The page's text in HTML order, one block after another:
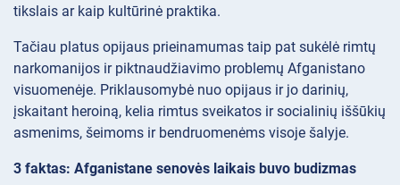
tikslais ar kaip kultūrinė praktika.
Tačiau platus opijaus prieinamumas taip pat sukėlė rimtų
narkomanijos ir piktnaudžiavimo problemų Afganistano
visuomenėje. Priklausomybė nuo opijaus ir jo darinių,
įskaitant heroiną, kelia rimtus sveikatos ir socialinių iššūkių
asmenims, šeimoms ir bendruomenėms visoje šalyje.
3 faktas: Afganistane senovės laikais buvo budizmas